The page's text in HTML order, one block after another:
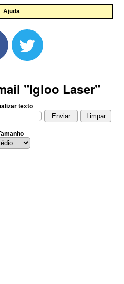
Ajuda
"Igloo Laser"
texto